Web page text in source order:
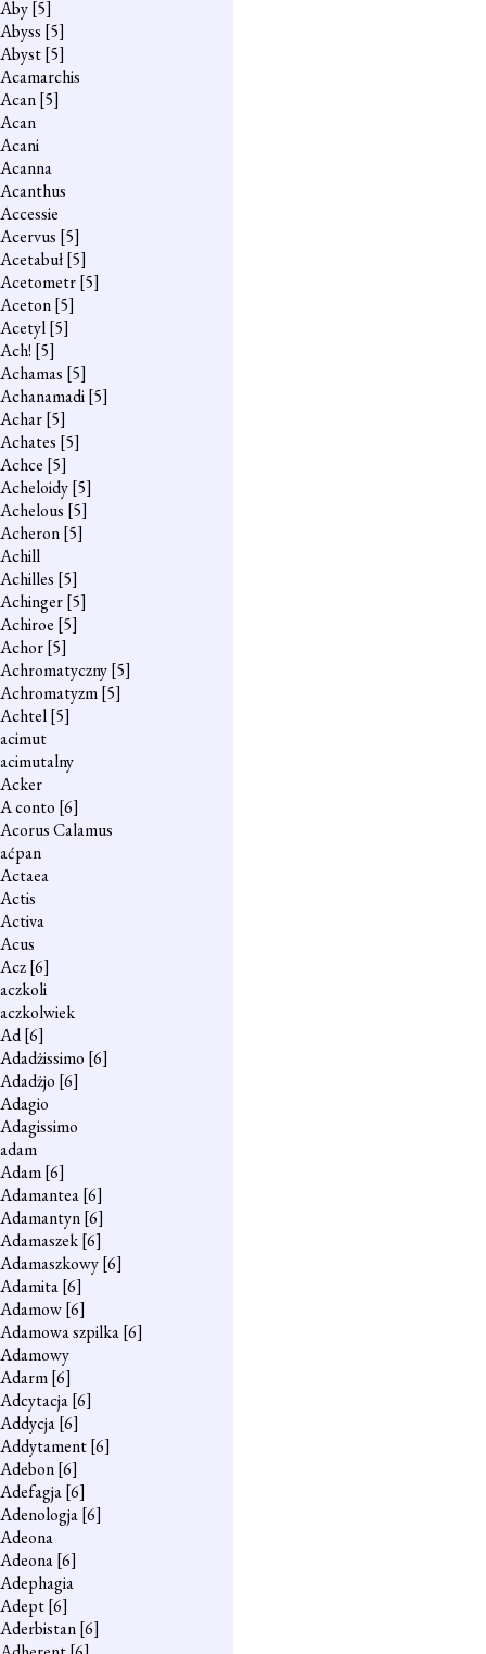
Aby[5]
Abyss [5]
Abyst[5]
Acamarchis
Acan[5]
Acan
Acani
Acanna
Acanthus
Accessie
Acervus [5]
Acetabuł[5]
Acetometr[5]
Aceton[5]
Acetyl[5]
Ach! [5]
Achamas [5]
Achanamadi[5]
Achar[5]
Achates [5]
Achce [5]
Acheloidy[5]
Achelous [5]
Acheron[5]
Achill
Achilles [5]
Achinger[5]
Achiroe [5]
Achor[5]
Achromatyczny[5]
Achromatyzm[5]
Achtel[5]
acimut
acimutalny
Acker
A conto [6]
Acorus Calamus
aćpan
Actaea
Actis
Activa
Acus
Acz[6]
aczkoli
aczkolwiek
Ad[6]
Adadżissimo [6]
Adadżjo [6]
Adagio
Adagissimo
adam
Adam[6]
Adamantea[6]
Adamantyn[6]
Adamaszek[6]
Adamaszkowy[6]
Adamita[6]
Adamow[6]
Adamowa szpilka[6]
Adamowy
Adarm[6]
Adcytacja[6]
Addycja[6]
Addytament[6]
Adebon[6]
Adefagja[6]
Adenologja[6]
Adeona
Adeona[6]
Adephagia
Adept[6]
Aderbistan[6]